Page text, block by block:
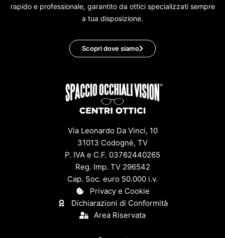
rapido e professionale, garantito da ottici specializzati sempre
a tua disposizione.
Scopri dove siamo
Via Leonardo Da Vinci, 10
31013 Codognè, TV
P. IVA e C.F. 03762440265
Reg. Imp. TV 296542
Cap. Soc. euro 50.000 i.v.
Privacy e Cookie
Dichiarazioni di Conformità
Area Riservata